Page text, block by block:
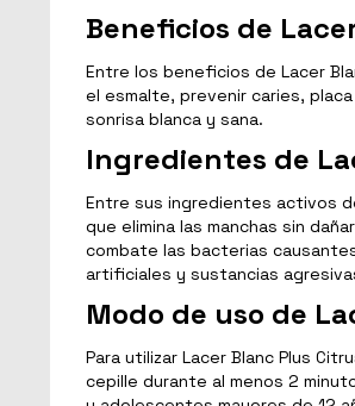
Beneficios de
Entre los beneficios de Lacer
el esmalte, prevenir caries,
sonrisa blanca y sana.
Ingredientes de
Entre sus ingredientes activos
que elimina las manchas sin
combate las bacterias
artificiales y sustancias
Modo de uso de
Para utilizar Lacer Blanc Plus
cepille durante al menos 2